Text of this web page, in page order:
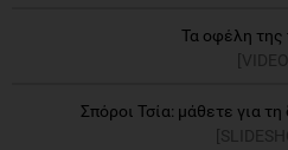
Τα οφέλη της
[VIDEO]
Σπόροι Τσία: μάθετε για